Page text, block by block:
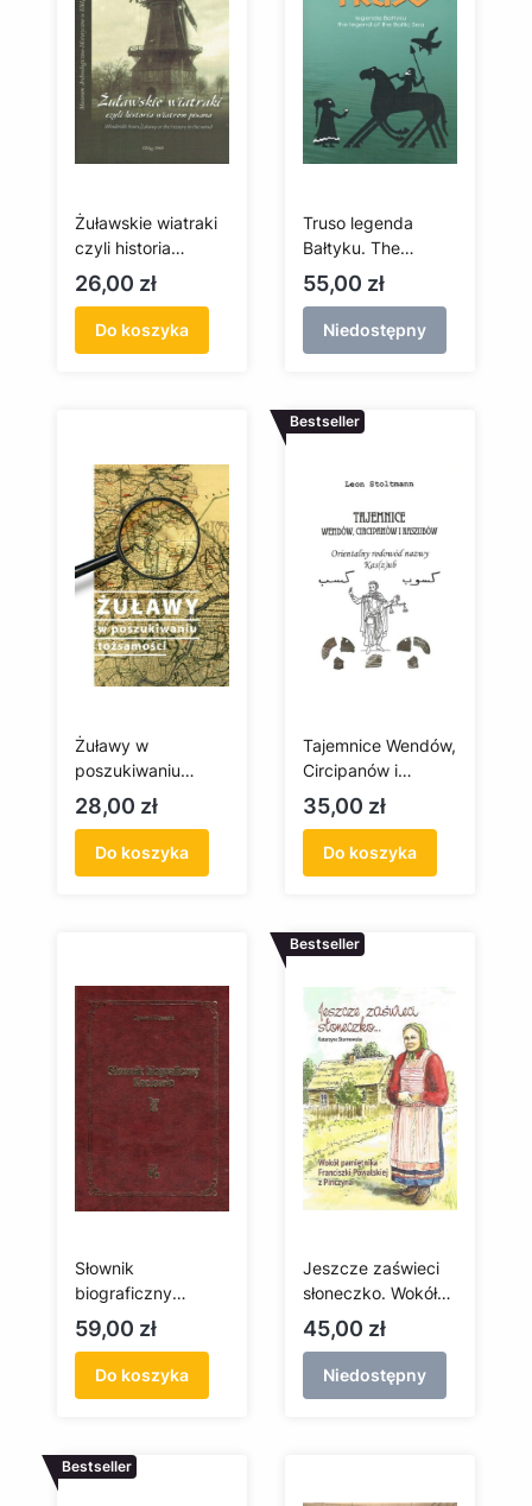
Żuławskie wiatraki
czyli historia
wiatrem pisana
Cena
26,00 zł
Do koszyka
Truso legenda
Bałtyku. The
legend of the Baltic
Sea
Cena
55,00 zł
Niedostępny
Żuławy w
poszukiwaniu
tożsamości
Cena
28,00 zł
Do koszyka
Bestseller
Tajemnice Wendów,
Circipanów i
Kaszubów.
Orientalny rodowód
nazwy Kas(z)ub
Cena
35,00 zł
Do koszyka
Słownik
biograficzny
Kociewia tom 3
Cena
59,00 zł
Do koszyka
Bestseller
Jeszcze zaświeci
słoneczko. Wokół
pamiętnika
Franciszki
Powalskiej z
Pinczyna
Cena
45,00 zł
Niedostępny
Bestseller